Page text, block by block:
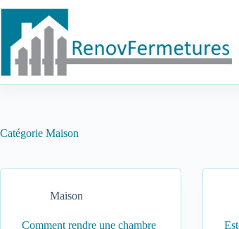
Passer
contenu
Catégorie Maison
Maison
Comment rendre une chambre